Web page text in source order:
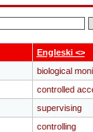
Engleski <>
biological
controlled
supervising
controlling